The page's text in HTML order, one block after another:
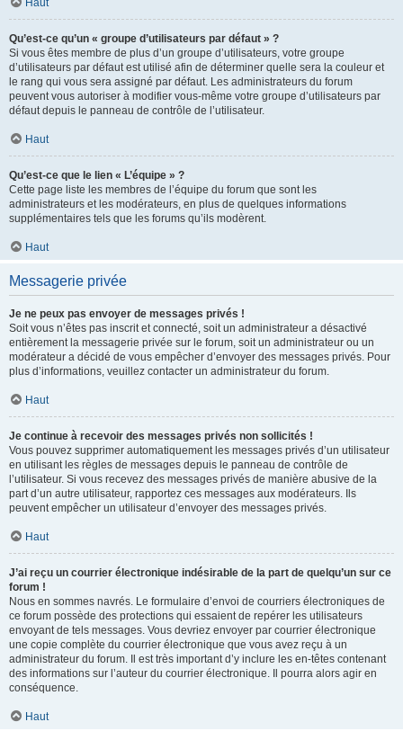
Haut
Qu’est-ce qu’un « groupe d’utilisateurs par défaut » ?
Si vous êtes membre de plus d’un groupe d’utilisateurs, votre groupe
d’utilisateurs par défaut est utilisé afin de déterminer quelle sera la couleur et
le rang qui vous sera assigné par défaut. Les administrateurs du forum
peuvent vous autoriser à modifier vous-même votre groupe d’utilisateurs par
défaut depuis le panneau de contrôle de l’utilisateur.
Haut
Qu’est-ce que le lien « L’équipe » ?
Cette page liste les membres de l’équipe du forum que sont les
administrateurs et les modérateurs, en plus de quelques informations
supplémentaires tels que les forums qu’ils modèrent.
Haut
Messagerie privée
Je ne peux pas envoyer de messages privés !
Soit vous n’êtes pas inscrit et connecté, soit un administrateur a désactivé
entièrement la messagerie privée sur le forum, soit un administrateur ou un
modérateur a décidé de vous empêcher d’envoyer des messages privés. Pour
plus d’informations, veuillez contacter un administrateur du forum.
Haut
Je continue à recevoir des messages privés non sollicités !
Vous pouvez supprimer automatiquement les messages privés d’un utilisateur
en utilisant les règles de messages depuis le panneau de contrôle de
l’utilisateur. Si vous recevez des messages privés de manière abusive de la
part d’un autre utilisateur, rapportez ces messages aux modérateurs. Ils
peuvent empêcher un utilisateur d’envoyer des messages privés.
Haut
J’ai reçu un courrier électronique indésirable de la part de quelqu’un sur ce
forum !
Nous en sommes navrés. Le formulaire d’envoi de courriers électroniques de
ce forum possède des protections qui essaient de repérer les utilisateurs
envoyant de tels messages. Vous devriez envoyer par courrier électronique
une copie complète du courrier électronique que vous avez reçu à un
administrateur du forum. Il est très important d’y inclure les en-têtes contenant
des informations sur l’auteur du courrier électronique. Il pourra alors agir en
conséquence.
Haut